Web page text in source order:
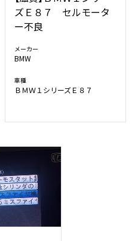
ズＥ８７ セルモータ
ー不良
メーカー
BMW
車種
ＢＭＷ１シリーズＥ８７